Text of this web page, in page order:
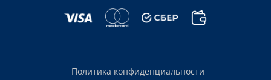
Политика конфиденциальности